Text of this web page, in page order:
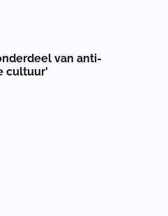
van anti-
cultuur'